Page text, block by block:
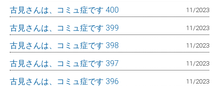
古見さんは、コミュ症です 400 11/2023
古見さんは、コミュ症です 399 11/2023
古見さんは、コミュ症です 398 11/2023
古見さんは、コミュ症です 397 11/2023
古見さんは、コミュ症です 396 11/2023